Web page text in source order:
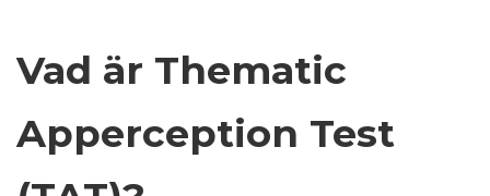
Vad är Thematic
Apperception Test